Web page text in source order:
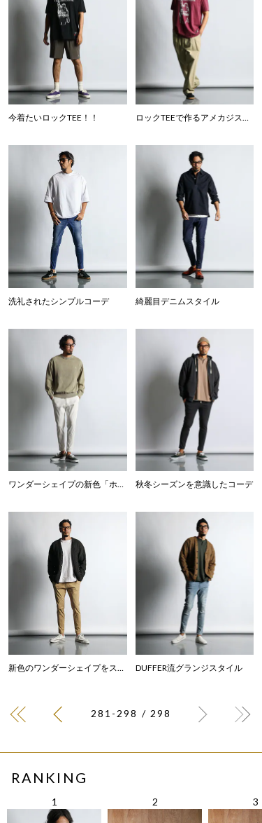
今着たいロックTEE！！ ロックTEEで作るアメカジスタイル
洗礼されたシンプルコーデ 綺麗目デニムスタイル
ワンダーシェイプの新色「ホワイト」 秋冬シーズンを意識したコーデ
新色のワンダーシェイプをスタイリング DUFFER流グランジスタイル
281-298 / 298
RANKING